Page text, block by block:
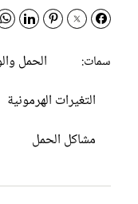
سمات:
الحمل
التغيرات الهرمونية
مشاكل الحمل